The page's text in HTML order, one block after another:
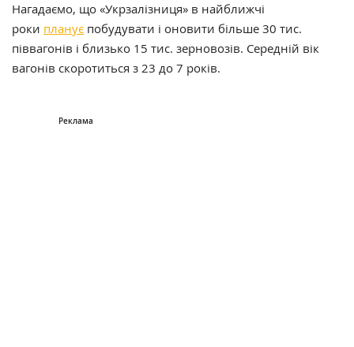
Нагадаємо, що «Укрзалізниця» в найближчі
роки планує побудувати і оновити більше 30 тис.
піввагонів і близько 15 тис. зерновозів. Середній вік
вагонів скоротиться з 23 до 7 років.